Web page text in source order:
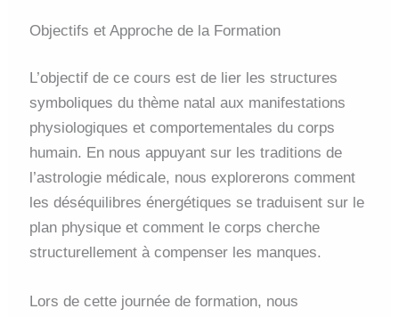
Objectifs et Approche de la Formation
L’objectif de ce cours est de lier les structures
symboliques du thème natal aux manifestations
physiologiques et comportementales du corps
humain. En nous appuyant sur les traditions de
l’astrologie médicale, nous explorerons comment
les déséquilibres énergétiques se traduisent sur le
plan physique et comment le corps cherche
structurellement à compenser les manques.
Lors de cette journée de formation, nous